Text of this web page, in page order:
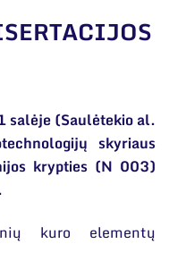
(Saulėtekio al.
skyriaus
krypties (N 003)
kuro elementų